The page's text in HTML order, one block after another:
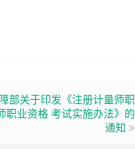
部关于印发《注册计量师职
职业资格 考试实施办法》的
通知